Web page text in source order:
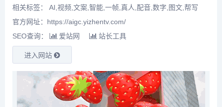
相关标签： AI,视频,文案,智能,一帧,真人,配音,数字,图文,帮写
官方网址：https://aigc.yizhentv.com/
SEO查询：
爱站网 站长工具
进入网站